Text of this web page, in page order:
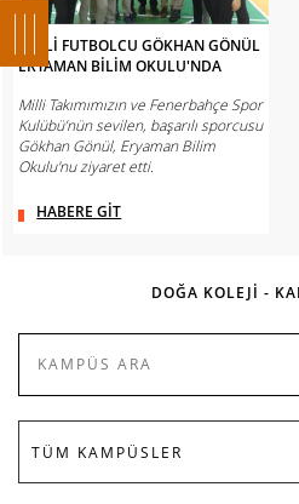
MİLLİ FUTBOLCU GÖKHAN GÖNÜL
ERYAMAN BİLİM OKULU'NDA
Milli Takımımızın ve Fenerbahçe Spor
Kulübü’nün sevilen, başarılı sporcusu
Gökhan Gönül, Eryaman Bilim
Okulu'nu ziyaret etti.
HABERE GİT
DOĞA KOLEJİ -